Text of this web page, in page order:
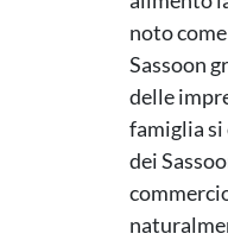
noto
Sassoon
delle
famiglia si
dei